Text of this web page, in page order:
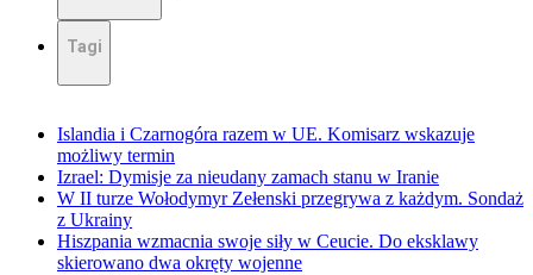
Tagi
Islandia i Czarnogóra razem w UE. Komisarz wskazuje
możliwy termin
Izrael: Dymisje za nieudany zamach stanu w Iranie
W II turze Wołodymyr Zełenski przegrywa z każdym. Sondaż
z Ukrainy
Hiszpania wzmacnia swoje siły w Ceucie. Do eksklawy
skierowano dwa okręty wojenne